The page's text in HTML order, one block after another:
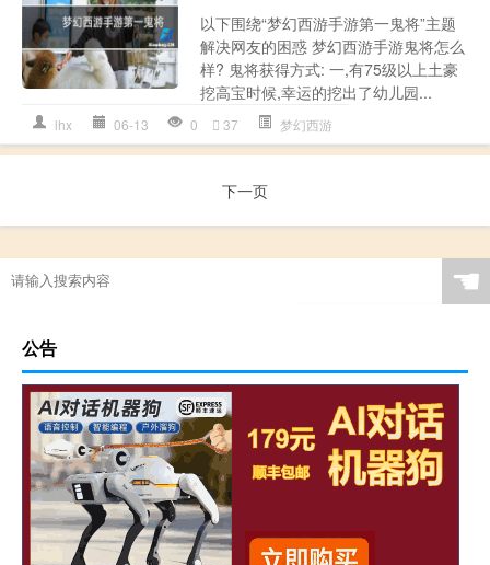
以下围绕“梦幻西游手游第一鬼将”主题
解决网友的困惑 梦幻西游手游鬼将怎么
样? 鬼将获得方式: 一,有75级以上土豪
挖高宝时候,幸运的挖出了幼儿园...
lhx 06-13 0 37 梦幻西游
下一页
☚
公告